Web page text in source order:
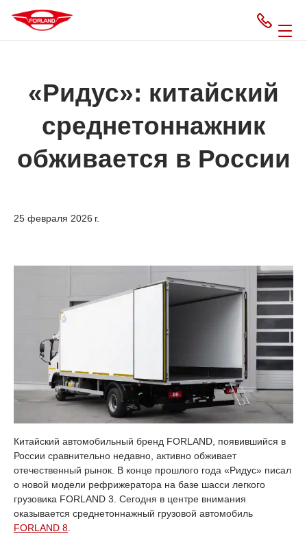
«Ридус»: китайский
среднетоннажник
обживается в России
25 февраля 2026 г.
Китайский автомобильный бренд FORLAND, появившийся в
России сравнительно недавно, активно обживает
отечественный рынок. В конце прошлого года «Ридус» писал
о новой модели рефрижератора на базе шасси легкого
грузовика FORLAND 3. Сегодня в центре внимания
оказывается среднетоннажный грузовой автомобиль
FORLAND 8